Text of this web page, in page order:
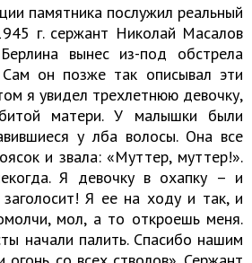
памятника послужил реальный
г. сержант Николай Масалов
вынес из-под обстрела
он позже так описывал эти
я увидел трехлетнюю девочку,
матери. У малышки были
у лба волосы. Она все
и звала: «Муттер, муттер!».
Я девочку в охапку – и
Я ее на ходу и так, и
мол, а то откроешь меня.
начали палить. Спасибо нашим